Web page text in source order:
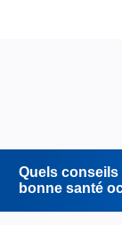
Quels
bonne santé